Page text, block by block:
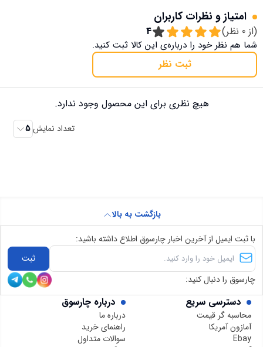
امتیاز و نظرات کاربران
(از 0 نظر) 4
شما هم نظر خود را درباره‌ی این کالا ثبت کنید.
ثبت نظر
هیچ نظری برای این محصول وجود ندارد.
تعداد نمایش 5
دسترسی سریع
محاسبه گر قیمت
آمازون آمریکا
Ebay
درباره چارسوق
درباره ما
راهنمای خرید
سوالات متداول
بازگشت به بالا
با ثبت ایمیل از آخرین اخبار چارسوق اطلاع داشته باشید:
ثبت
چارسوق را دنبال کنید: